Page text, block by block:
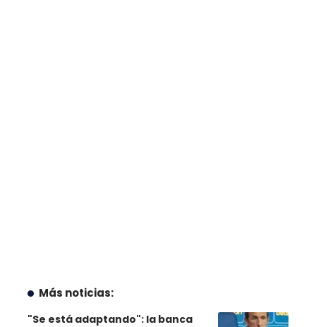
Más noticias:
"Se está adaptando": la banca